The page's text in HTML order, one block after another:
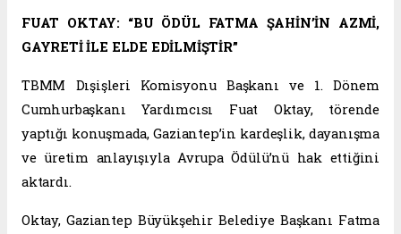
FUAT OKTAY: “BU ÖDÜL FATMA ŞAHİN’İN AZMİ,
GAYRETİ İLE ELDE EDİLMİŞTİR”
TBMM Dışişleri Komisyonu Başkanı ve 1. Dönem
Cumhurbaşkanı Yardımcısı Fuat Oktay, törende
yaptığı konuşmada, Gaziantep’in kardeşlik, dayanışma
ve üretim anlayışıyla Avrupa Ödülü’nü hak ettiğini
aktardı.
Oktay, Gaziantep Büyükşehir Belediye Başkanı Fatma